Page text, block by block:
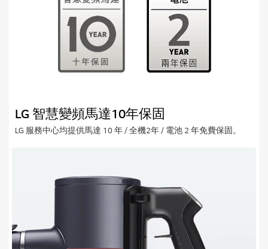
LG 智慧變頻馬達10年保固
LG 服務中心均提供馬達 10 年 / 全機2年 / 電池 2 年免費保固。